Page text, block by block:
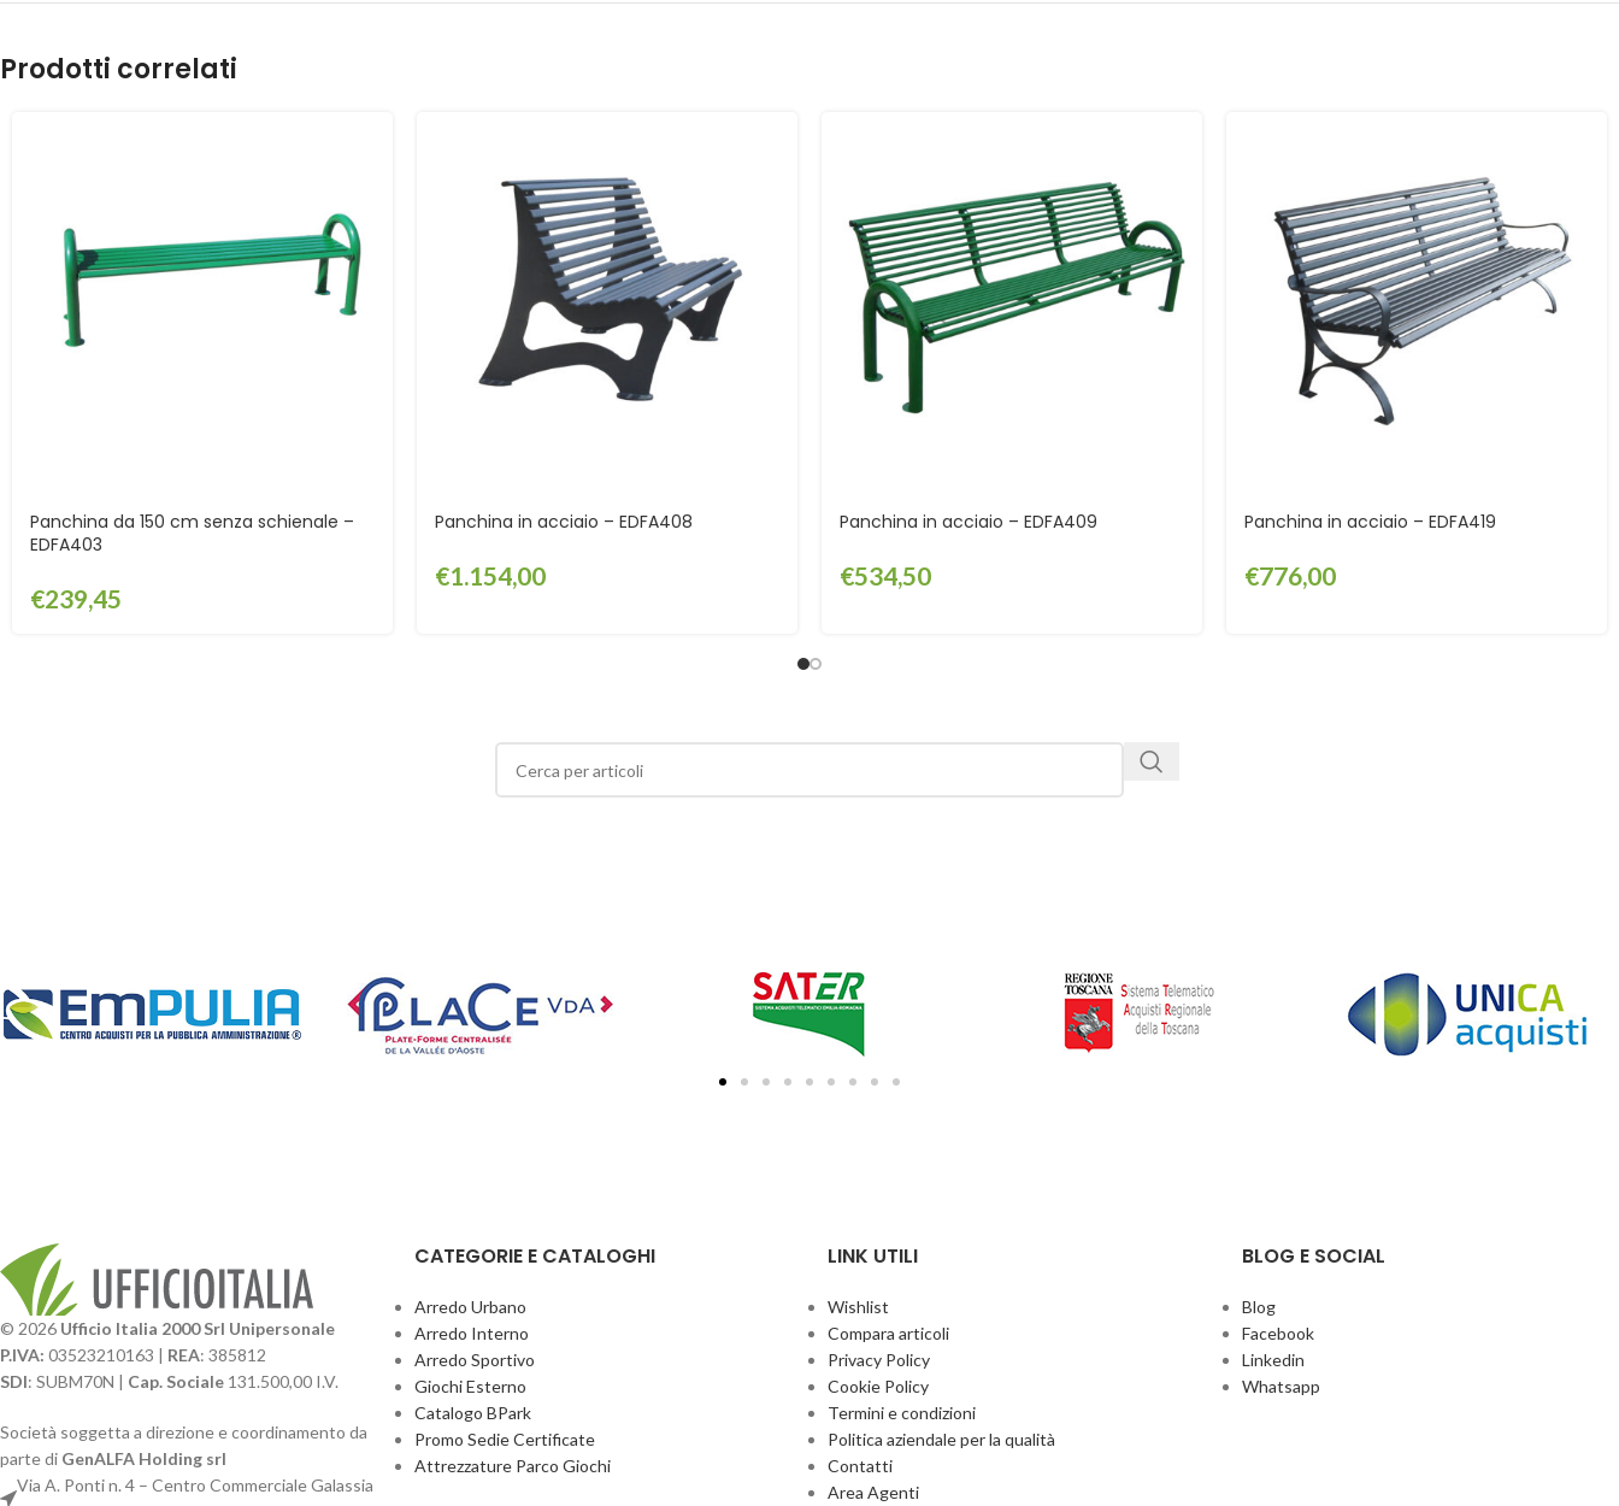
Prodotti correlati
Panchina da 150 cm senza schienale –
EDFA403
€239,45
Panchina in acciaio – EDFA408
€1.154,00
Panchina in acciaio – EDFA409
€534,50
Panchina in acciaio – EDFA419
€776,00
© 2026 Ufficio Italia 2000 Srl Unipersonale
P.IVA: 03523210163 | REA: 385812
SDI: SUBM70N | Cap. Sociale 131.500,00 I.V.
Società soggetta a direzione e coordinamento da
parte di GenALFA Holding srl
Via A. Ponti n. 4 – Centro Commerciale Galassia
CATEGORIE E CATALOGHI
Arredo Urbano
Arredo Interno
Arredo Sportivo
Giochi Esterno
Catalogo BPark
Promo Sedie Certificate
Attrezzature Parco Giochi
LINK UTILI
Wishlist
Compara articoli
Privacy Policy
Cookie Policy
Termini e condizioni
Politica aziendale per la qualità
Contatti
Area Agenti
BLOG E SOCIAL
Blog
Facebook
Linkedin
Whatsapp